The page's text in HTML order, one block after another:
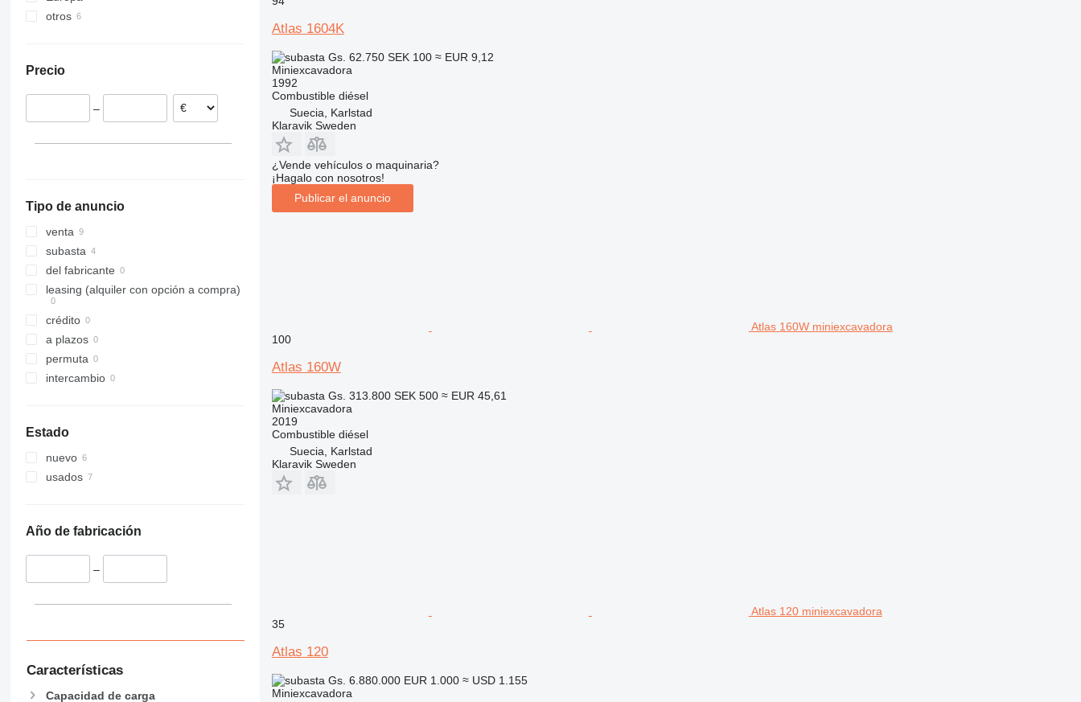
8025
8035
8045
8080
8085
JS
Alemania
otros
Precio
–
Tipo de anuncio
venta
subasta
del fabricante
leasing (alquiler con opción a compra)
crédito
a plazos
permuta
intercambio
Estado
nuevo
usados
Año de fabricación
–
Características
Capacidad de carga
Atlas 1604K
Gs. 62.750 SEK 100 ≈ EUR 9,12
Miniexcavadora
1992
Combustible diésel
Suecia, Karlstad
Klaravik Sweden
¿Vende vehículos o maquinaria?
¡Hagalo con nosotros!
Publicar el anuncio
Atlas 160W miniexcavadora
100
Atlas 160W
Gs. 313.800 SEK 500 ≈ EUR 45,61
Miniexcavadora
2019
Combustible diésel
Suecia, Karlstad
Klaravik Sweden
Atlas 120 miniexcavadora
35
Atlas 120
Gs. 6.880.000 EUR 1.000 ≈ USD 1.155
Miniexcavadora